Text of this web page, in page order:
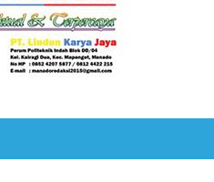
MONO PIMPIN DPRD TOMOHON